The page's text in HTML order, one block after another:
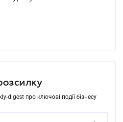
digest про ключові події бізнесу